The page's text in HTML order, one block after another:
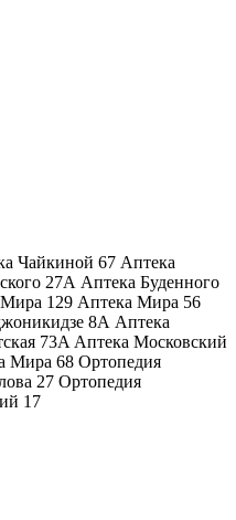
Чайкиной 67 Аптека
27А Аптека Буденного
129 Аптека Мира 56
8А Аптека
73A Аптека Московский
Мира 68 Ортопедия
27 Ортопедия
17